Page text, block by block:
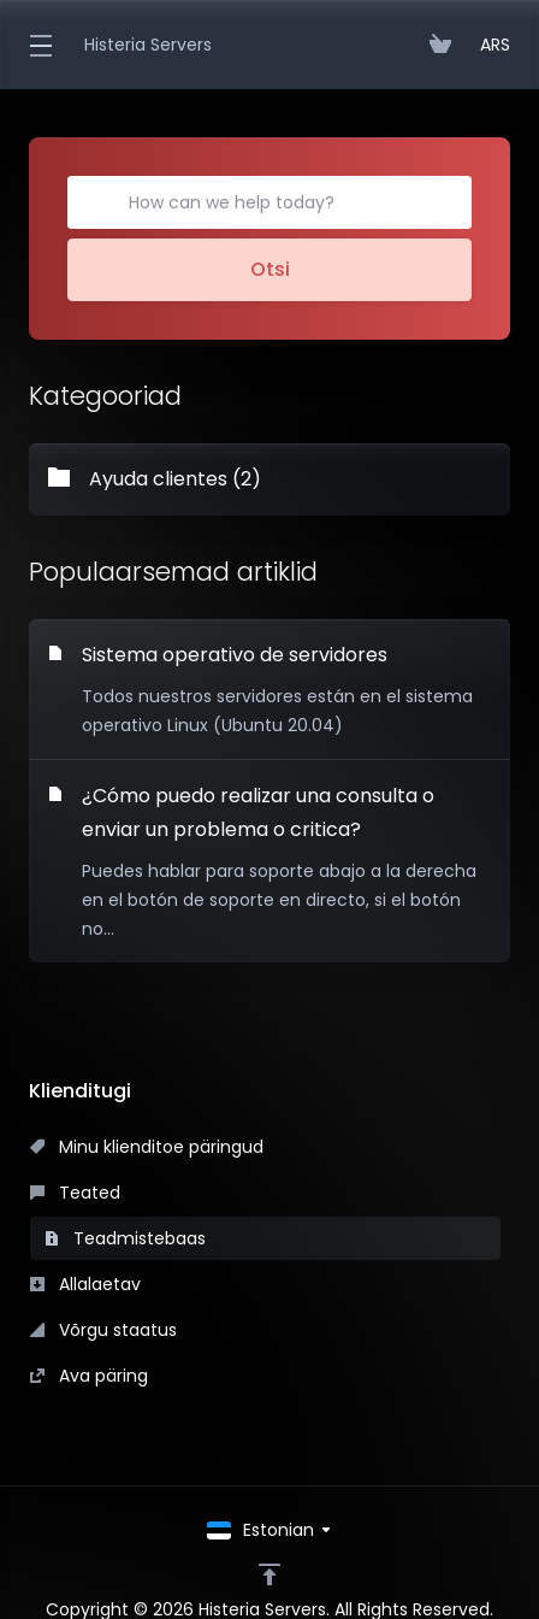
Histeria Servers ARS
Klienditugi
Minu klienditoe päringud
Teated
Teadmistebaas
Allalaetav
Võrgu staatus
Ava päring
Otsi
Kategooriad
Ayuda clientes (2)
Populaarsemad artiklid
Sistema operativo de servidores
Todos nuestros servidores están en el sistema
operativo Linux (Ubuntu 20.04)
¿Cómo puedo realizar una consulta o
enviar un problema o critica?
Puedes hablar para soporte abajo a la derecha
en el botón de soporte en directo, si el botón
no...
Copyright © 2026 Histeria Servers. All Rights Reserved.
Estonian